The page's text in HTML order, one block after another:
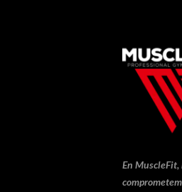
En MuscleFit,